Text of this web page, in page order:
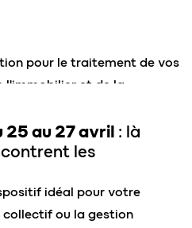
25 au 27 avril : là
les
idéal pour votre
collectif ou la gestion